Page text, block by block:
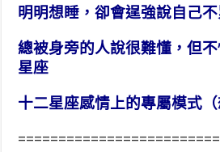
明明想睡，卻會逞強說自己
總被身旁的人說很難懂，但
星座
十二星座感情上的專屬模式（